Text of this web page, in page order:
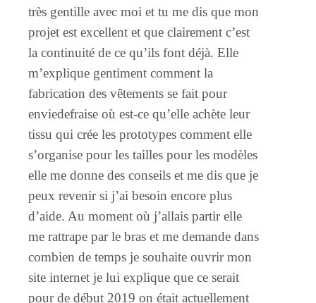
très gentille avec moi et tu me dis que mon
projet est excellent et que clairement c’est
la continuité de ce qu’ils font déjà. Elle
m’explique gentiment comment la
fabrication des vêtements se fait pour
enviedefraise où est-ce qu’elle achète leur
tissu qui crée les prototypes comment elle
s’organise pour les tailles pour les modèles
elle me donne des conseils et me dis que je
peux revenir si j’ai besoin encore plus
d’aide. Au moment où j’allais partir elle
me rattrape par le bras et me demande dans
combien de temps je souhaite ouvrir mon
site internet je lui explique que ce serait
pour de début 2019 on était actuellement